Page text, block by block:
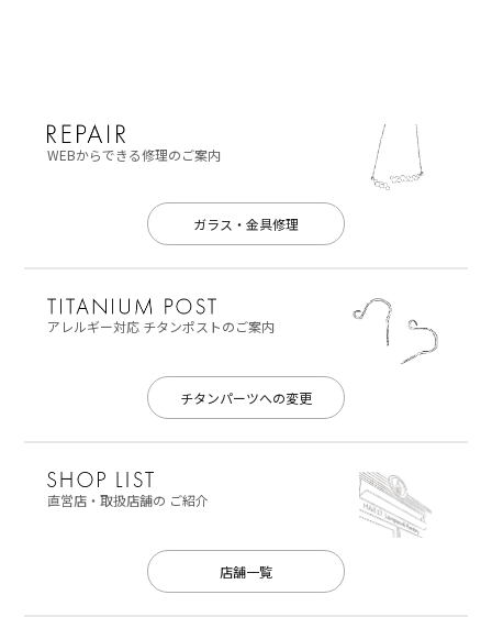
WEBからできる修理のご案内
ガラス・金具修理
アレルギー対応チタンポストのご案内
チタンパーツへの変更
直営店・取扱店舗の ご紹介
店舗一覧